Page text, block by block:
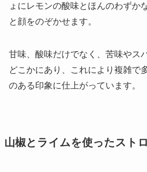
ょにレモンの酸味とほんのわずか
と顔をのぞかせます。
甘味、酸味だけでなく、苦味やス
どこかにあり、これにより複雑で
のある印象に仕上がっています。
山椒とライムを使ったスト